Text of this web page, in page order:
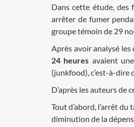
Dans cette étude, des
arrêter de fumer
groupe témoin de 29
Après avoir analysé
24 heures avaient une
(junkfood), c’est-à-dire
D’après les auteurs de
Tout d’abord, l’arrêt
diminution de la